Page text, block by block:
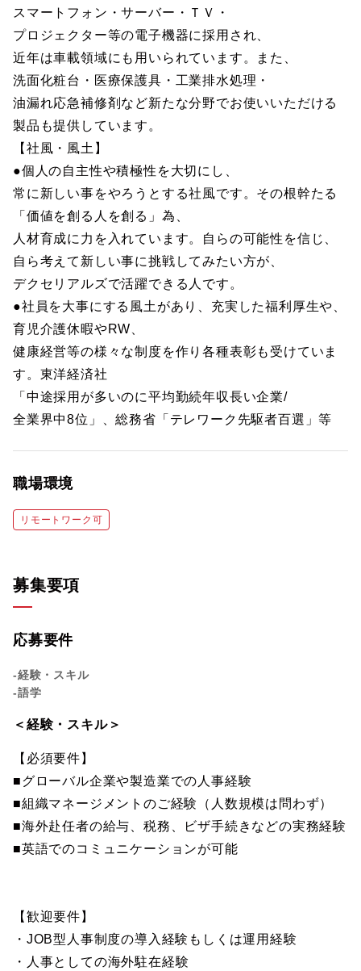
スマートフォン・サーバー・ＴＶ・
プロジェクター等の電子機器に採用され、
近年は車載領域にも用いられています。また、
洗面化粧台・医療保護具・工業排水処理・
油漏れ応急補修剤など新たな分野でお使いいただける
製品も提供しています。
【社風・風土】
●個人の自主性や積極性を大切にし、
常に新しい事をやろうとする社風です。その根幹たる
「価値を創る人を創る」為、
人材育成に力を入れています。自らの可能性を信じ、
自ら考えて新しい事に挑戦してみたい方が、
デクセリアルズで活躍できる人です。
●社員を大事にする風土があり、充実した福利厚生や、
育児介護休暇やRW、
健康経営等の様々な制度を作り各種表彰も受けていま
す。東洋経済社
「中途採用が多いのに平均勤続年収長い企業/
全業界中8位」、総務省「テレワーク先駆者百選」等
職場環境
リモートワーク可
募集要項
応募要件
-経験・スキル
-語学
＜経験・スキル＞
【必須要件】
■グローバル企業や製造業での人事経験
■組織マネージメントのご経験（人数規模は問わず）
■海外赴任者の給与、税務、ビザ手続きなどの実務経験
■英語でのコミュニケーションが可能
【歓迎要件】
・JOB型人事制度の導入経験もしくは運用経験
・人事としての海外駐在経験